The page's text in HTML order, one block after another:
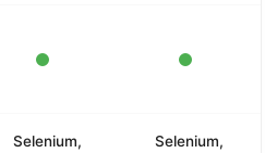
Selenium,
Selenium,